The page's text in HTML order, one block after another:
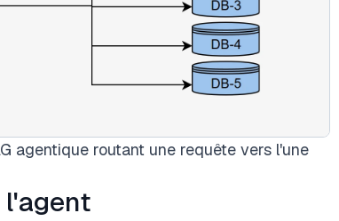
agentique routant une requête vers l'une
l'agent